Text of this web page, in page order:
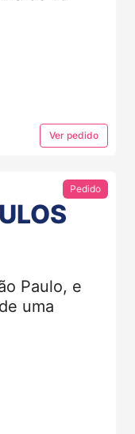
Ver pedido
Pedido
Paulo, e
uma